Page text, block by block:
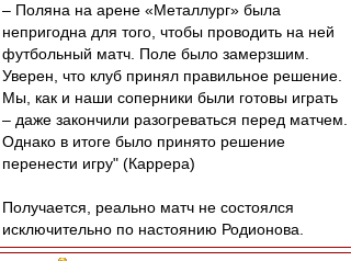
– Поляна на арене «Металлург» была
непригодна для того, чтобы проводить на ней
футбольный матч. Поле было замерзшим.
Уверен, что клуб принял правильное решение.
Мы, как и наши соперники были готовы играть
– даже закончили разогреваться перед матчем.
Однако в итоге было принято решение
перенести игру" (Каррера)
Получается, реально матч не состоялся
исключительно по настоянию Родионова.